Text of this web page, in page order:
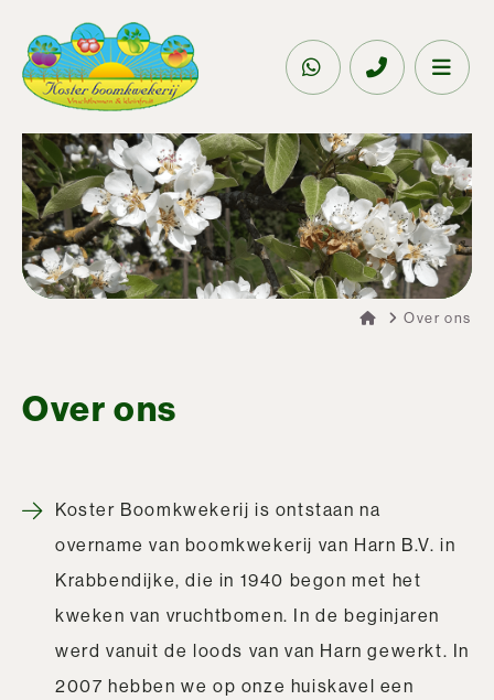
Over ons
Over ons
Koster Boomkwekerij is ontstaan na
overname van boomkwekerij van Harn B.V. in
Krabbendijke, die in 1940 begon met het
kweken van vruchtbomen. In de beginjaren
werd vanuit de loods van van Harn gewerkt. In
2007 hebben we op onze huiskavel een